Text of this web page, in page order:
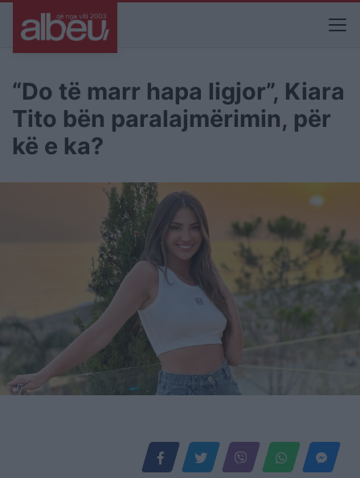
“Do të marr hapa ligjor”, Kiara
Tito bën paralajmërimin, për
kë e ka?